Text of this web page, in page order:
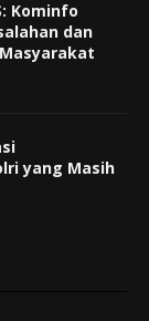
Kominfo
dan
yang Masih